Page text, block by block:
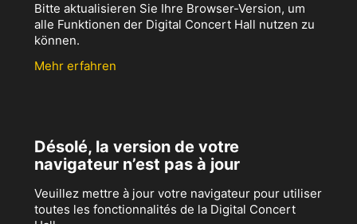
Bitte aktualisieren Sie Ihre Browser-Version, um
alle Funktionen der Digital Concert Hall nutzen zu
können.
Mehr erfahren
Désolé, la version de votre
navigateur n’est pas à jour
Veuillez mettre à jour votre navigateur pour utiliser
toutes les fonctionnalités de la Digital Concert